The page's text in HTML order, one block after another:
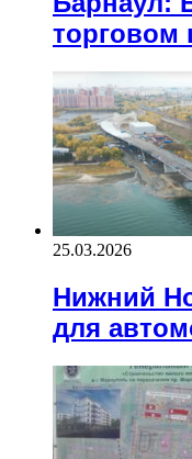
торговом
25.03.2026
Нижний
для